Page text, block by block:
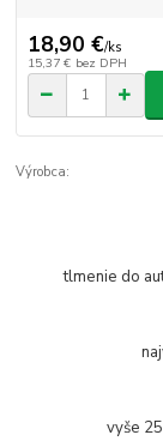
18,90 €/ks
15,37 € bez DPH
Výrobca:
tlmenie do
vyše